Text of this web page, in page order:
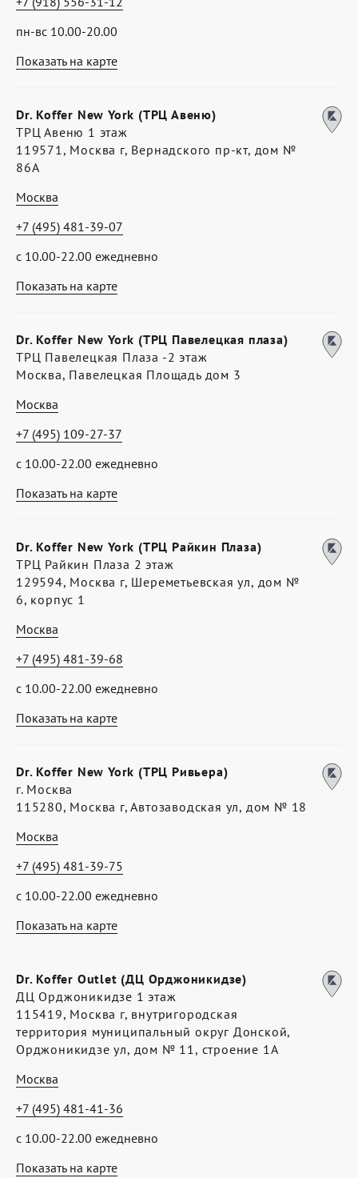
Показать на карте
пн-вс 10.00-20.00
Показать на карте
Dr. Koffer New York (ТРЦ Авеню)
ТРЦ Авеню 1 этаж
119571, Москва г, Вернадского пр-кт, дом №
86А
Москва
с 10.00-22.00 ежедневно
+7 (495) 481-39-07
Показать на карте
Dr. Koffer New York (ТРЦ Павелецкая плаза)
ТРЦ Павелецкая Плаза -2 этаж
Москва, Павелецкая Площадь дом 3
Москва
с 10.00-22.00 ежедневно
+7 (495) 109-27-37
Показать на карте
Dr. Koffer New York (ТРЦ Райкин Плаза)
ТРЦ Райкин Плаза 2 этаж
129594, Москва г, Шереметьевская ул, дом №
6, корпус 1
Москва
с 10.00-22.00 ежедневно
+7 (495) 481-39-68
Показать на карте
Dr. Koffer New York (ТРЦ Ривьера)
г. Москва
115280, Москва г, Автозаводская ул, дом № 18
Москва
с 10.00-22.00 ежедневно
+7 (495) 481-39-75
Показать на карте
Dr. Koffer Outlet (ДЦ Орджоникидзе)
ДЦ Орджоникидзе 1 этаж
115419, Москва г, внутригородская
территория муниципальный округ Донской,
Орджоникидзе ул, дом № 11, строение 1А
Москва
с 10.00-22.00 ежедневно
+7 (495) 481-41-36